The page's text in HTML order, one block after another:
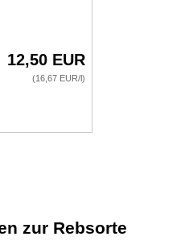
12,50 EUR
(16,67 EUR/l)
zur Rebsorte